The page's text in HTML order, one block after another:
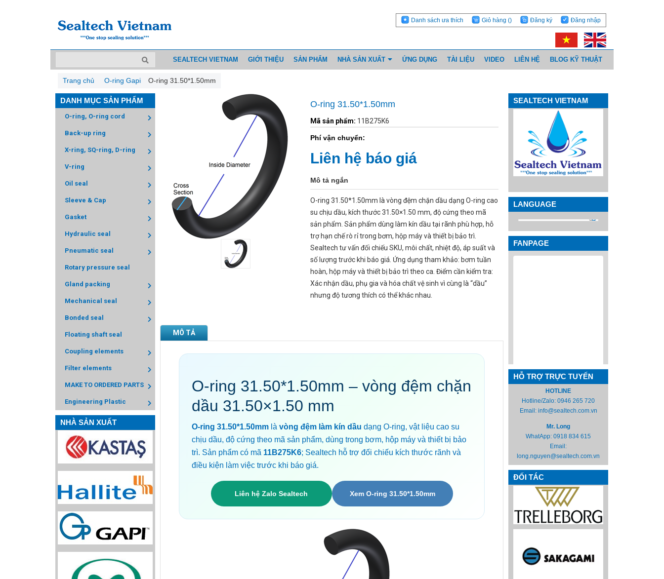
Danh sách ưa thích Giỏ hàng () Đăng ký Đăng nhập
SEALTECH VIETNAM GIỚI THIỆU SẢN PHẨM NHÀ SẢN XUẤT ỨNG DỤNG TÀI LIỆU VIDEO LIÊN HỆ BLOG KỸ THUẬT
Trang chủ O-ring Gapi O-ring 31.50*1.50mm
DANH MỤC SẢN PHẨM
O-ring, O-ring cord
Back-up ring
X-ring, SQ-ring, D-ring
V-ring
Oil seal
Sleeve & Cap
Gasket
Hydraulic seal
Pneumatic seal
Rotary pressure seal
Gland packing
Mechanical seal
Bonded seal
Floating shaft seal
Coupling elements
Filter elements
MAKE TO ORDERED PARTS
Engineering Plastic
NHÀ SẢN XUẤT
O-ring 31.50*1.50mm
Mã sản phẩm: 11B275K6
Phí vận chuyển:
Liên hệ báo giá
Mô tả ngắn
O-ring 31.50*1.50mm là vòng đệm chặn dầu dạng O-ring cao
su chịu dầu, kích thước 31.50×1.50 mm, độ cứng theo mã
sản phẩm. Sản phẩm dùng làm kín dầu tại rãnh phù hợp, hỗ
trợ hạn chế rò rỉ trong bơm, hộp máy và thiết bị bảo trì.
Sealtech tư vấn đối chiếu SKU, môi chất, nhiệt độ, áp suất và
số lượng trước khi báo giá. Ứng dụng tham khảo: bơm tuần
hoàn, hộp máy và thiết bị bảo trì theo ca. Điểm cần kiểm tra:
Xác nhận dầu, phụ gia và hóa chất vệ sinh vì cùng là “dầu”
nhưng độ tương thích có thể khác nhau.
MÔ TẢ
O-ring 31.50*1.50mm – vòng đệm chặn
dầu 31.50×1.50 mm
O-ring 31.50*1.50mm là vòng đệm làm kín dầu dạng O-ring, vật liệu cao su
chịu dầu, độ cứng theo mã sản phẩm, dùng trong bơm, hộp máy và thiết bị bảo
trì. Sản phẩm có mã 11B275K6; Sealtech hỗ trợ đối chiếu kích thước rãnh và
điều kiện làm việc trước khi báo giá.
Liên hệ Zalo Sealtech Xem O-ring 31.50*1.50mm
SEALTECH VIETNAM
LANGUAGE
FANPAGE
HỖ TRỢ TRỰC TUYẾN
HOTLINE
Hotline/Zalo: 0946 265 720
Email: info@sealtech.com.vn
Mr. Long
WhatApp: 0918 834 615
Email:
long.nguyen@sealtech.com.vn
ĐỐI TÁC